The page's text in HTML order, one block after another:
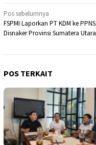
Navigasi
pos
Pos sebelumnya
FSPMI Laporkan PT KDM ke PPNS
Disnaker Provinsi Sumatera Utara
POS TERKAIT